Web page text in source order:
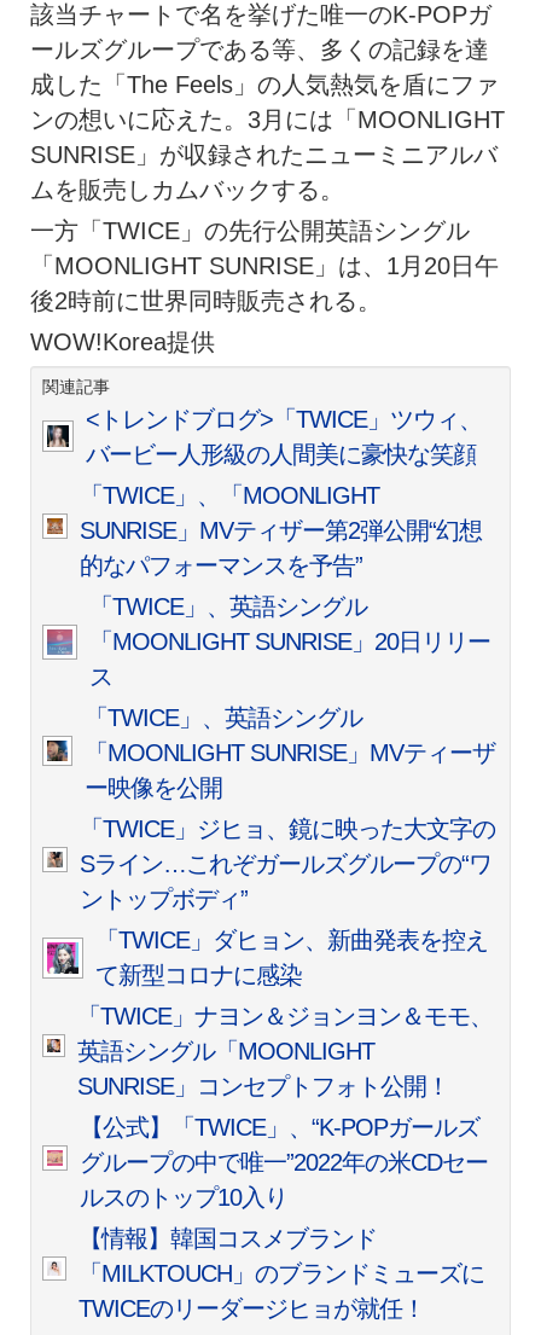
該当チャートで名を挙げた唯一のK-POPガ
ールズグループである等、多くの記録を達
成した「The Feels」の人気熱気を盾にファ
ンの想いに応えた。3月には「MOONLIGHT
SUNRISE」が収録されたニューミニアルバ
ムを販売しカムバックする。
一方「TWICE」の先行公開英語シングル
「MOONLIGHT SUNRISE」は、1月20日午
後2時前に世界同時販売される。
WOW!Korea提供
関連記事
<トレンドブログ>「TWICE」ツウィ、
バービー人形級の人間美に豪快な笑顔
「TWICE」、「MOONLIGHT
SUNRISE」MVティザー第2弾公開“幻想
的なパフォーマンスを予告”
「TWICE」、英語シングル
「MOONLIGHT SUNRISE」20日リリー
ス
「TWICE」、英語シングル
「MOONLIGHT SUNRISE」MVティーザ
ー映像を公開
「TWICE」ジヒョ、鏡に映った大文字の
Sライン…これぞガールズグループの“ワ
ントップボディ”
「TWICE」ダヒョン、新曲発表を控え
て新型コロナに感染
「TWICE」ナヨン＆ジョンヨン＆モモ、
英語シングル「MOONLIGHT
SUNRISE」コンセプトフォト公開！
【公式】「TWICE」、“K-POPガールズ
グループの中で唯一”2022年の米CDセー
ルスのトップ10入り
【情報】韓国コスメブランド
「MILKTOUCH」のブランドミューズに
TWICEのリーダージヒョが就任！